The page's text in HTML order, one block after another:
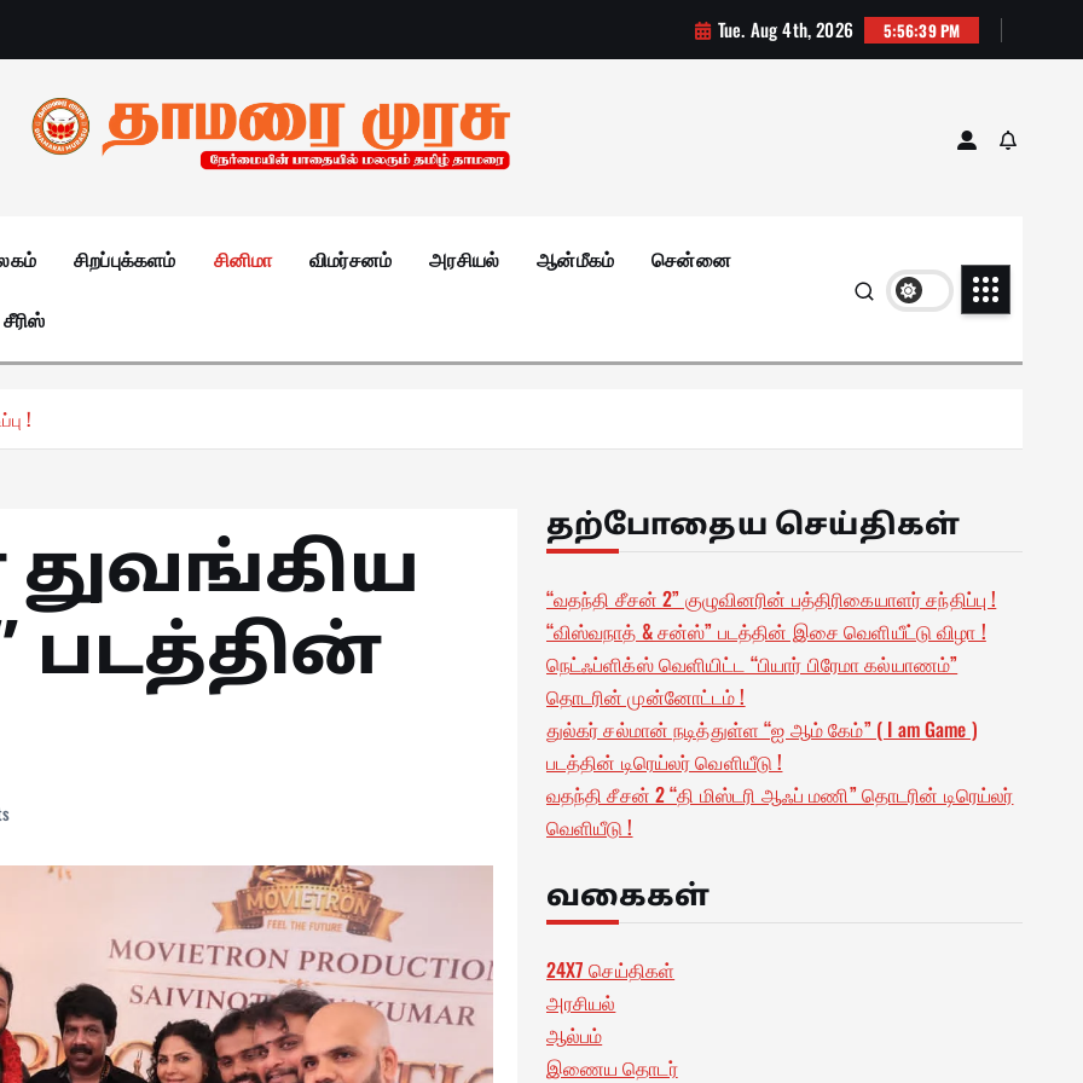
Tue. Aug 4th, 2026 5:56:41 PM
சிறப்புக்களம் சினிமா விமர்சனம் அரசியல் ஆன்மீகம் சென்னை
!
படத்தின்
தற்போதைய செய்திகள்
“வதந்தி சீசன் 2” குழுவினரின் பத்திரிகையாளர் சந்திப்பு !
“விஸ்வநாத் & சன்ஸ்” படத்தின் இசை வெளியீட்டு விழா !
நெட்ஃப்ளிக்ஸ் வெளியிட்ட “பியார் பிரேமா கல்யாணம்”
தொடரின் முன்னோட்டம் !
துல்கர் சல்மான் நடித்துள்ள “ஐ ஆம் கேம்” ( I am Game )
படத்தின் டிரெய்லர் வெளியீடு !
வதந்தி சீசன் 2 “தி மிஸ்டரி ஆஃப் மணி” தொடரின் டிரெய்லர்
வெளியீடு !
வகைகள்
24X7 செய்திகள்
அரசியல்
ஆல்பம்
இணைய தொடர்